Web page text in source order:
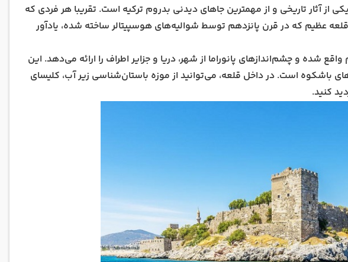
از آثار تاریخی و از مهمترین جاهای دیدنی بدروم ترکیه است. تقریبا هر فردی که
عظیم که در قرن پانزدهم توسط شوالیه‌های هوسپیتالر ساخته شده، یادآور
شده و چشم‌اندازهای پانوراما از شهر، دریا و جزایر اطراف را ارائه می‌دهد. این
باشکوه است. در داخل قلعه، می‌توانید از موزه باستان‌شناسی زیر آب، کلیسای
کنید.